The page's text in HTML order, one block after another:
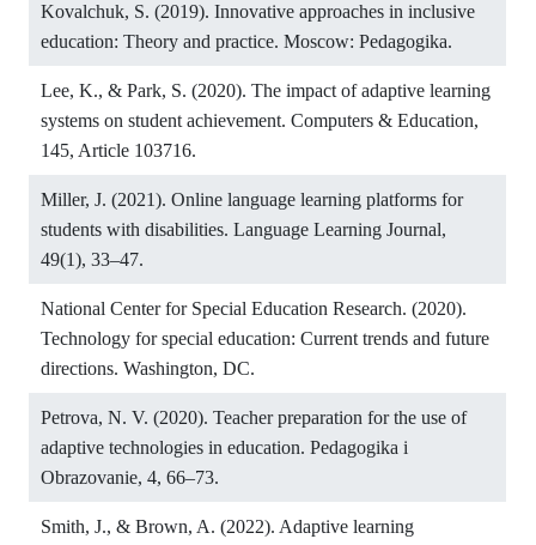
Kovalchuk, S. (2019). Innovative approaches in inclusive
education: Theory and practice. Moscow: Pedagogika.
Lee, K., & Park, S. (2020). The impact of adaptive learning
systems on student achievement. Computers & Education,
145, Article 103716.
Miller, J. (2021). Online language learning platforms for
students with disabilities. Language Learning Journal,
49(1), 33–47.
National Center for Special Education Research. (2020).
Technology for special education: Current trends and future
directions. Washington, DC.
Petrova, N. V. (2020). Teacher preparation for the use of
adaptive technologies in education. Pedagogika i
Obrazovanie, 4, 66–73.
Smith, J., & Brown, A. (2022). Adaptive learning